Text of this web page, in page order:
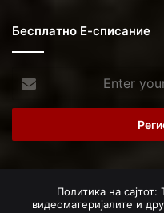
Бесплатно Е-списание
your
Email
Политика на
видеоматеријалите и